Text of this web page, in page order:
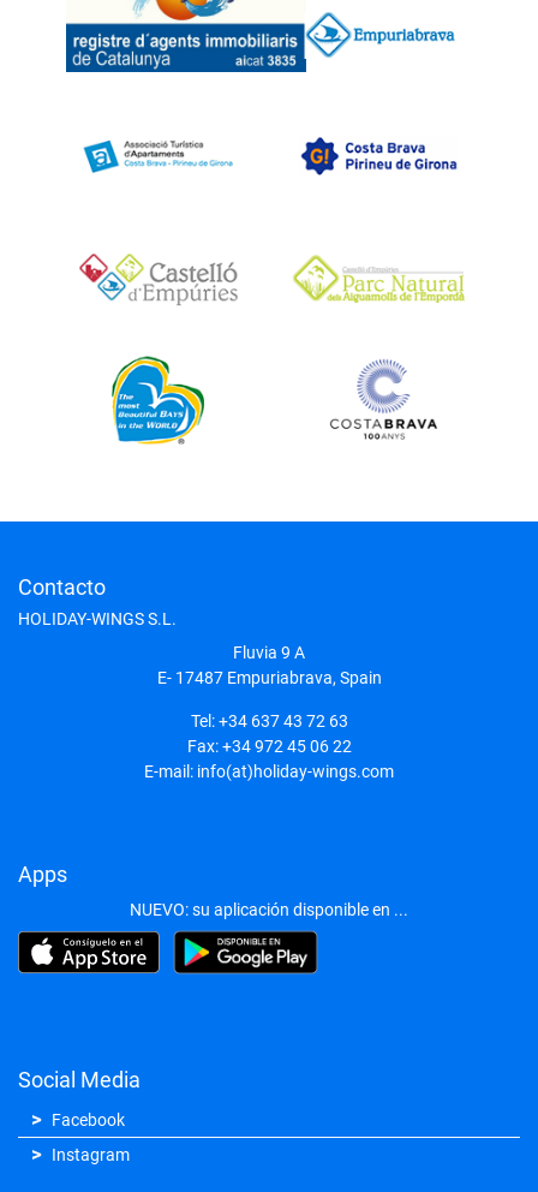
Contacto
HOLIDAY-WINGS S.L.
Fluvia 9 A
E- 17487 Empuriabrava, Spain
Tel:+34 637 43 72 63
Fax:+34 972 45 06 22
E-mail: info(at)holiday-wings.com
Apps
NUEVO: su aplicación disponible en ...
Social Media
Facebook
Instagram